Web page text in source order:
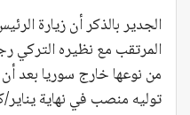
الجدير بالذكر أن زيارة
المرتقب مع نظيره التركي
من نوعها خارج سوريا بعد
توليه منصب في نهاية يناير/